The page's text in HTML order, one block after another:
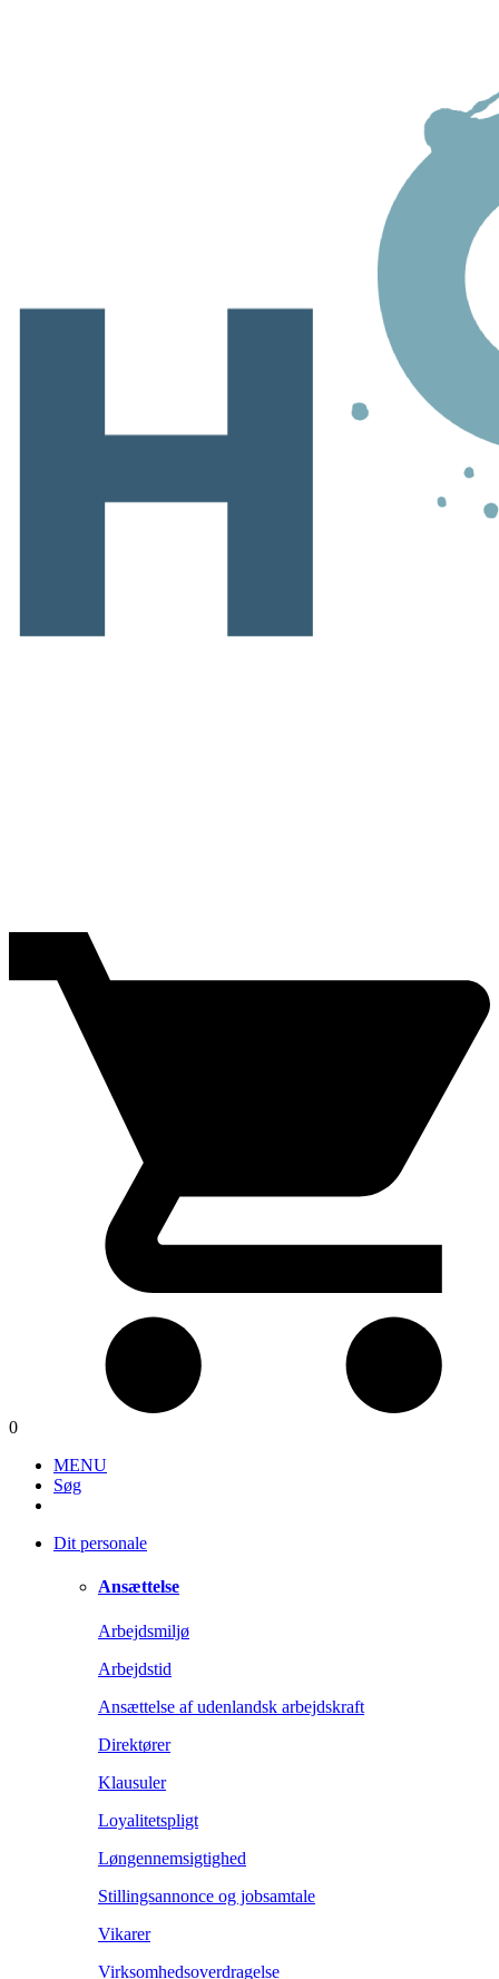
0
MENU
Søg
Dit personale
Ansættelse
Arbejdsmiljø
Arbejdstid
Ansættelse af udenlandsk arbejdskraft
Direktører
Klausuler
Loyalitetspligt
Løngennemsigtighed
Stillingsannonce og jobsamtale
Vikarer
Virksomhedsoverdragelse